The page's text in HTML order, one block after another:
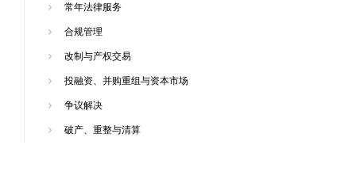
常年法律服务
合规管理
改制与产权交易
投融资、并购重组与资本市场
争议解决
破产、重整与清算